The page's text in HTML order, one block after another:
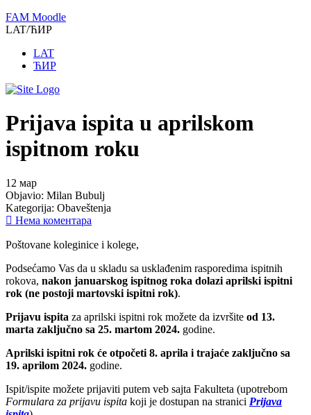
FAM Moodle
LAT/ЋИР
LAT
ЋИР
Prijava ispita u aprilskom
ispitnom roku
12 мар
Objavio: Milan Bubulj
Kategorija: Obaveštenja
Нема коментара
Poštovane koleginice i kolege,
Podsećamo Vas da u skladu sa usklađenim rasporedima ispitnih
rokova, nakon januarskog ispitnog roka dolazi aprilski ispitni
rok (ne postoji martovski ispitni rok).
Prijavu ispita za aprilski ispitni rok možete da izvršite od 13.
marta zaključno sa 25. martom 2024. godine.
Aprilski ispitni rok će otpočeti 8. aprila i trajaće zaključno sa
19. aprilom 2024. godine.
Ispit/ispite možete prijaviti putem veb sajta Fakulteta (upotrebom
Formulara za prijavu ispita koji je dostupan na stranici Prijava